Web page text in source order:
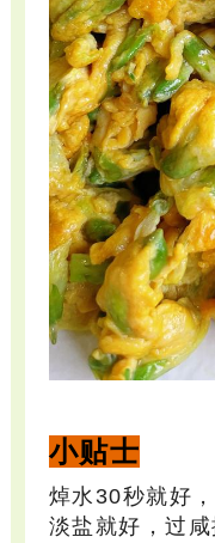
小贴士
焯水30秒就好
淡盐就好，过